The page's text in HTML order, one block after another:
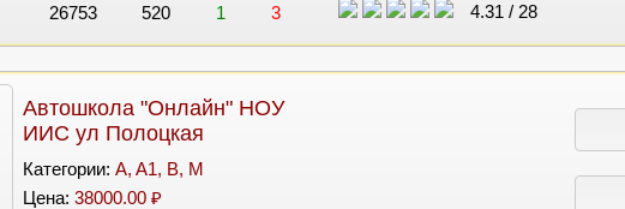
26753
520 1 3 4.31 / 28
Автошкола "Онлайн" НОУ
ИИС ул Полоцкая
Категории: A, A1, B, M
Цена: 38000.00 ₽